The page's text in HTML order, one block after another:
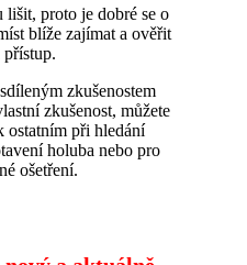
lišit, proto je dobré se o
blíže zajímat a ověřit
zkušenostem
zkušenost, můžete
ostatním při hledání
holuba nebo pro
ošetření.